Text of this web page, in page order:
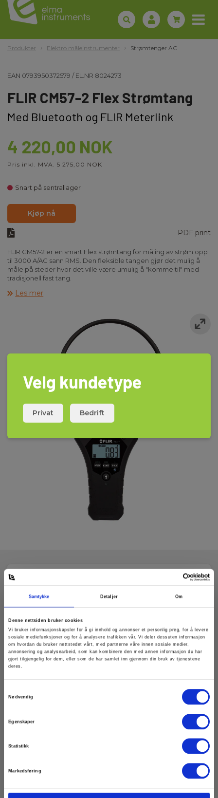
Samtykke Detaljer Om
Denne nettsiden bruker cookies
Vi bruker informasjonskapsler for å gi innhold og annonser et personlig preg, for å levere
sosiale mediefunksjoner og for å analysere trafikken vår. Vi deler dessuten informasjon
om hvordan du bruker nettstedet vårt, med partnerne våre innen sosiale medier,
annonsering og analysearbeid, som kan kombinere den med annen informasjon du har
gjort tilgjengelig for dem, eller som de har samlet inn gjennom din bruk av tjenestene
deres.
Nødvendig
Egenskaper
Statistikk
Markedsføring
Produkter Elektro måleinstrumenter Strømtenger AC
EAN 0793950372579 /EL.NR 8024273
FLIR CM57-2 Flex Strømtang
Med Bluetooth og FLIR Meterlink
4 220,00 NOK
Pris inkl. MVA. 5 275,00 NOK
Snart på sentrallager
Kjøp nå
PDF print
FLIR CM57-2 er en smart Flex strømtang for måling av strøm opp
til 3000 A/AC sann RMS. Den fleksible tangen gjør det mulig å
måle på steder hvor det ville være umulig å "komme til" med
tradisjonell fast tang.
CM57-2 har innebygd Bluetooth-kommunikasjon, slik at du via
dokumentasjon av målingene dine.
Les mer
Tekniske Data:
Batteri:
2 x AAA Alkaline (inkl.)
Dimensioner
Tangvidde (mm):
3000
Display :
Last ned
Velg kundetype
Privat Bedrift